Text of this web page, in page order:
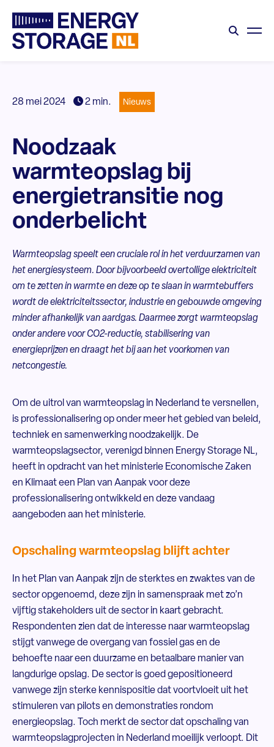
28 mei 2024 2 min. Nieuws
Noodzaak
warmteopslag bij
energietransitie nog
onderbelicht
Warmteopslag speelt een cruciale rol in het verduurzamen van
het energiesysteem. Door bijvoorbeeld overtollige elektriciteit
om te zetten in warmte en deze op te slaan in warmtebuffers
wordt de elektriciteitssector, industrie en gebouwde omgeving
minder afhankelijk van aardgas. Daarmee zorgt warmteopslag
onder andere voor CO2-reductie, stabilisering van
energieprijzen en draagt het bij aan het voorkomen van
netcongestie.
Om de uitrol van warmteopslag in Nederland te versnellen,
is professionalisering op onder meer het gebied van beleid,
techniek en samenwerking noodzakelijk. De
warmteopslagsector, verenigd binnen Energy Storage NL,
heeft in opdracht van het ministerie Economische Zaken
en Klimaat een Plan van Aanpak voor deze
professionalisering ontwikkeld en deze vandaag
aangeboden aan het ministerie.
Opschaling warmteopslag blijft achter
In het Plan van Aanpak zijn de sterktes en zwaktes van de
sector opgenoemd, deze zijn in samenspraak met zo’n
vijftig stakeholders uit de sector in kaart gebracht.
Respondenten zien dat de interesse naar warmteopslag
stijgt vanwege de overgang van fossiel gas en de
behoefte naar een duurzame en betaalbare manier van
langdurige opslag. De sector is goed gepositioneerd
vanwege zijn sterke kennispositie dat voortvloeit uit het
stimuleren van pilots en demonstraties rondom
energieopslag. Toch merkt de sector dat opschaling van
warmteopslagprojecten in Nederland moeilijk verloopt. Dit